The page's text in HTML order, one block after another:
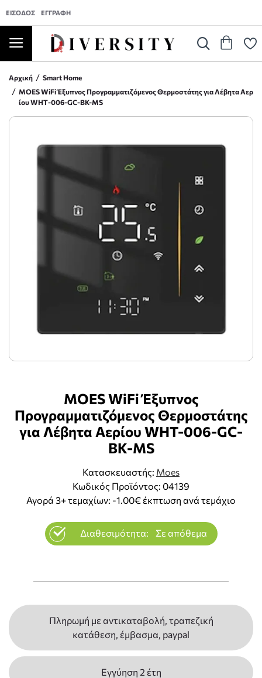
ΕΊΣΟΔΟΣ ΕΓΓΡΑΦΉ
Αρχική
Smart Home
MOES WiFi Έξυπνος Προγραμματιζόμενος Θερμοστάτης για Λέβητα Αερ
ίου WHT-006-GC-BK-MS
MOES WiFi Έξυπνος
Προγραμματιζόμενος Θερμοστάτης
για Λέβητα Αερίου WHT-006-GC-
BK-MS
Κατασκευαστής: Moes
Κωδικός Προϊόντος: 04139
Αγορά 3+ τεμαχίων: -1.00€ έκπτωση ανά τεμάχιο
Διαθεσιμότητα: Σε απόθεμα
Πληρωμή με αντικαταβολή, τραπεζική
κατάθεση, έμβασμα, paypal
Εγγύηση 2 έτη